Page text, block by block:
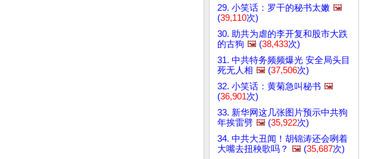
29. 小笑话：罗干的秘书太嫩 🖼️
(39,110次)
30. 助共为虐的李开复和股市大跌
的古狗 🖼️ (38,433次)
31. 中共特务频频爆光 安全局头目
死无人相 🖼️ (37,506次)
32. 小笑话：黄菊急叫秘书 🖼️
(36,901次)
33. 新华网这几张图片预示中共狗
年挨雷劈 🖼️ (35,922次)
34. 中共大丑闻！胡锦涛还会咧着
大嘴去扭秧歌吗？ 🖼️ (35,687次)